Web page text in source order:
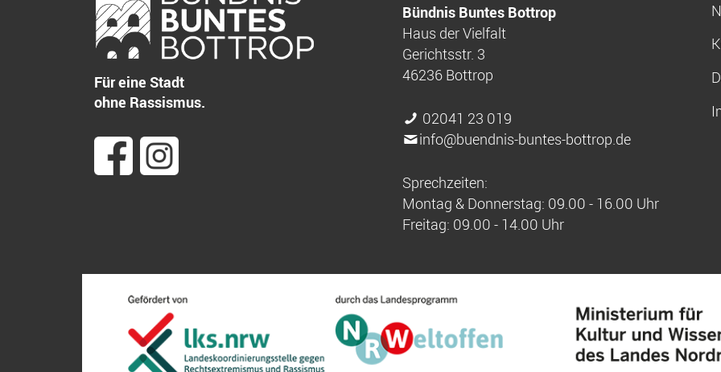
Für eine Stadt
ohne Rassismus.
Bündnis Buntes Bottrop
Haus der Vielfalt
Gerichtsstr. 3
46236 Bottrop
02041 23 019
info@buendnis-buntes-bottrop.de
Sprechzeiten:
Montag & Donnerstag: 09.00 - 16.00 Uhr
Freitag: 09.00 - 14.00 Uhr